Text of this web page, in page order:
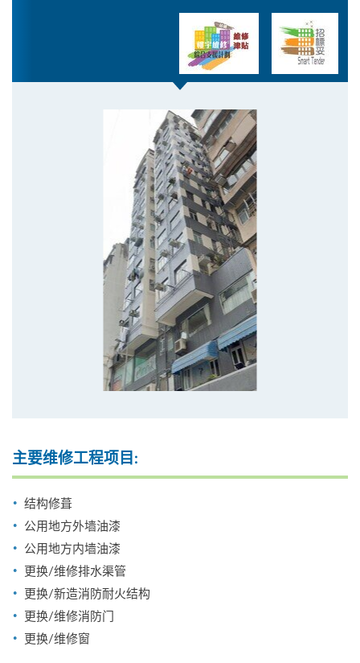
主要维修工程项目:
结构修葺
公用地方外墙油漆
公用地方内墙油漆
更换/维修排水渠管
更换/新造消防耐火结构
更换/维修消防门
更换/维修窗